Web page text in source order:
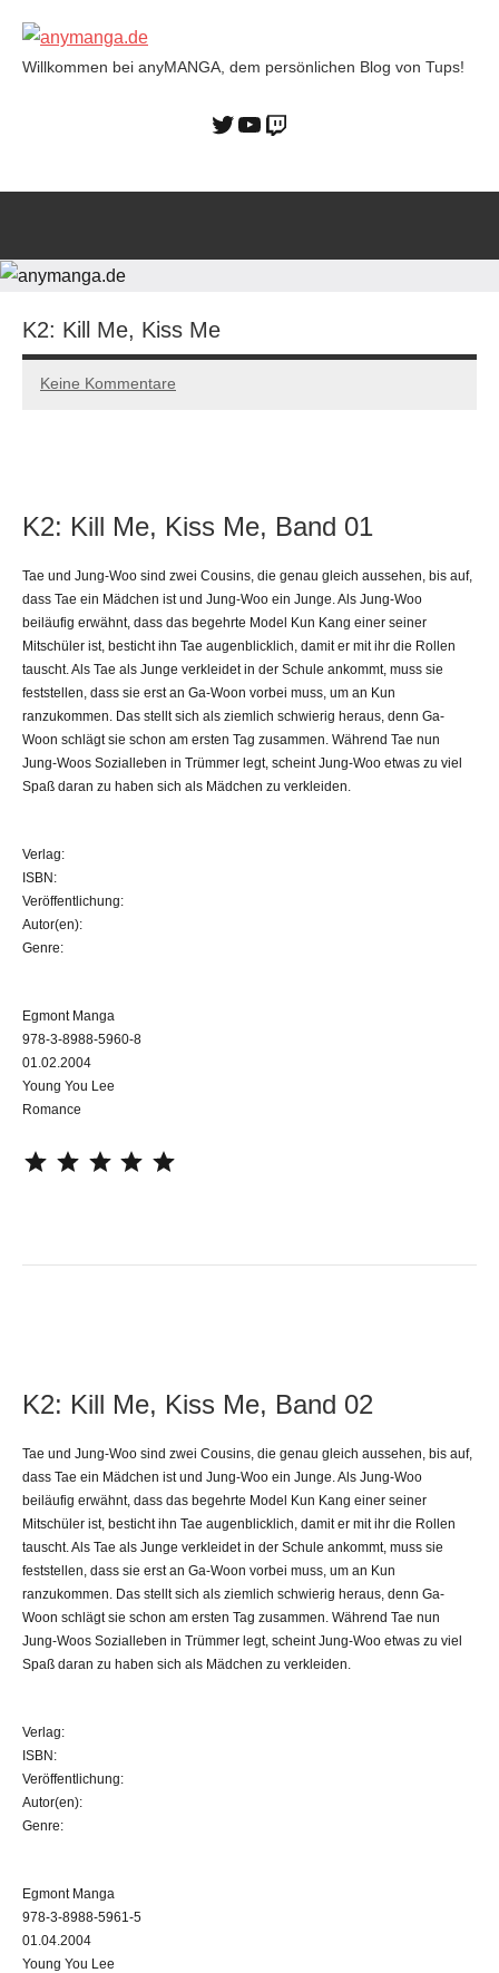
Willkommen bei anyMANGA, dem persönlichen Blog von Tups!
K2: Kill Me, Kiss Me
12/12/2022
Tups
Keine Kommentare
K2: Kill Me, Kiss Me, Band 01
Tae und Jung-Woo sind zwei Cousins, die genau gleich aussehen, bis auf,
dass Tae ein Mädchen ist und Jung-Woo ein Junge. Als Jung-Woo
beiläufig erwähnt, dass das begehrte Model Kun Kang einer seiner
Mitschüler ist, besticht ihn Tae augenblicklich, damit er mit ihr die Rollen
tauscht. Als Tae als Junge verkleidet in der Schule ankommt, muss sie
feststellen, dass sie erst an Ga-Woon vorbei muss, um an Kun
ranzukommen. Das stellt sich als ziemlich schwierig heraus, denn Ga-
Woon schlägt sie schon am ersten Tag zusammen. Während Tae nun
Jung-Woos Sozialleben in Trümmer legt, scheint Jung-Woo etwas zu viel
Spaß daran zu haben sich als Mädchen zu verkleiden.
Verlag:
ISBN:
Veröffentlichung:
Autor(en):
Genre:
Egmont Manga
978-3-8988-5960-8
01.02.2004
Young You Lee
Romance
K2: Kill Me, Kiss Me, Band 02
Tae und Jung-Woo sind zwei Cousins, die genau gleich aussehen, bis auf,
dass Tae ein Mädchen ist und Jung-Woo ein Junge. Als Jung-Woo
beiläufig erwähnt, dass das begehrte Model Kun Kang einer seiner
Mitschüler ist, besticht ihn Tae augenblicklich, damit er mit ihr die Rollen
tauscht. Als Tae als Junge verkleidet in der Schule ankommt, muss sie
feststellen, dass sie erst an Ga-Woon vorbei muss, um an Kun
ranzukommen. Das stellt sich als ziemlich schwierig heraus, denn Ga-
Woon schlägt sie schon am ersten Tag zusammen. Während Tae nun
Jung-Woos Sozialleben in Trümmer legt, scheint Jung-Woo etwas zu viel
Spaß daran zu haben sich als Mädchen zu verkleiden.
Verlag:
ISBN:
Veröffentlichung:
Autor(en):
Genre:
Egmont Manga
978-3-8988-5961-5
01.04.2004
Young You Lee